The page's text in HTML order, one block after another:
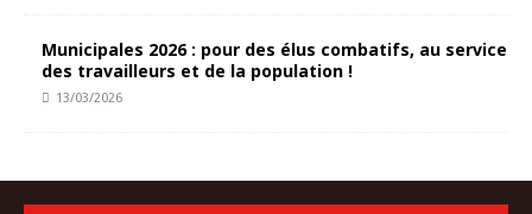
Municipales 2026 : pour des élus combatifs, au service
des travailleurs et de la population !
13/03/2026